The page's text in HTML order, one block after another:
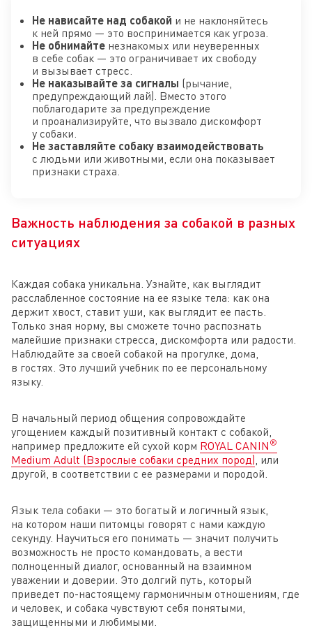
Не нависайте над собакой и не наклоняйтесь
к ней прямо — это воспринимается как угроза.
Не обнимайте незнакомых или неуверенных
в себе собак — это ограничивает их свободу
и вызывает стресс.
Не наказывайте за сигналы (рычание,
предупреждающий лай). Вместо этого
поблагодарите за предупреждение
и проанализируйте, что вызвало дискомфорт
у собаки.
Не заставляйте собаку взаимодействовать
с людьми или животными, если она показывает
признаки страха.
Важность наблюдения за собакой в разных
ситуациях
Каждая собака уникальна. Узнайте, как выглядит
расслабленное состояние на ее языке тела: как она
держит хвост, ставит уши, как выглядит ее пасть.
Только зная норму, вы сможете точно распознать
малейшие признаки стресса, дискомфорта или радости.
Наблюдайте за своей собакой на прогулке, дома,
в гостях. Это лучший учебник по ее персональному
языку.
В начальный период общения сопровождайте
угощением каждый позитивный контакт с собакой,
например предложите ей сухой корм ROYAL CANIN ®
Medium Adult (Взрослые собаки средних пород), или
другой, в соответствии с ее размерами и породой.
Язык тела собаки — это богатый и логичный язык,
на котором наши питомцы говорят с нами каждую
секунду. Научиться его понимать — значит получить
возможность не просто командовать, а вести
полноценный диалог, основанный на взаимном
уважении и доверии. Это долгий путь, который
приведет по-настоящему гармоничным отношениям, где
и человек, и собака чувствуют себя понятыми,
защищенными и любимыми.